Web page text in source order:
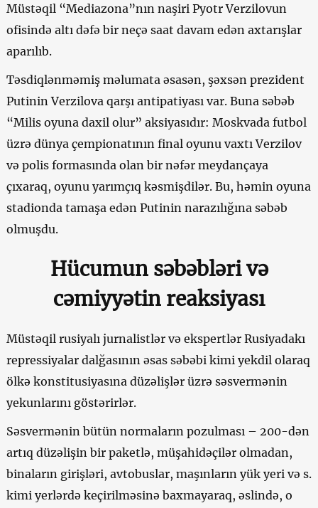
Müstəqil “Mediazona”nın naşiri Pyotr Verzilovun
ofisində altı dəfə bir neçə saat davam edən axtarışlar
aparılıb.
Təsdiqlənməmiş məlumata əsasən, şəxsən prezident
Putinin Verzilova qarşı antipatiyası var. Buna səbəb
“Milis oyuna daxil olur” aksiyasıdır: Moskvada futbol
üzrə dünya çempionatının final oyunu vaxtı Verzilov
və polis formasında olan bir nəfər meydançaya
çıxaraq, oyunu yarımçıq kəsmişdilər. Bu, həmin oyuna
stadionda tamaşa edən Putinin narazılığına səbəb
olmuşdu.
Hücumun səbəbləri və
cəmiyyətin reaksiyası
Müstəqil rusiyalı jurnalistlər və ekspertlər Rusiyadakı
repressiyalar dalğasının əsas səbəbi kimi yekdil olaraq
ölkə konstitusiyasına düzəlişlər üzrə səsvermənin
yekunlarını göstərirlər.
Səsvermənin bütün normaların pozulması – 200-dən
artıq düzəlişin bir paketlə, müşahidəçilər olmadan,
binaların girişləri, avtobuslar, maşınların yük yeri və s.
kimi yerlərdə keçirilməsinə baxmayaraq, əslində, o